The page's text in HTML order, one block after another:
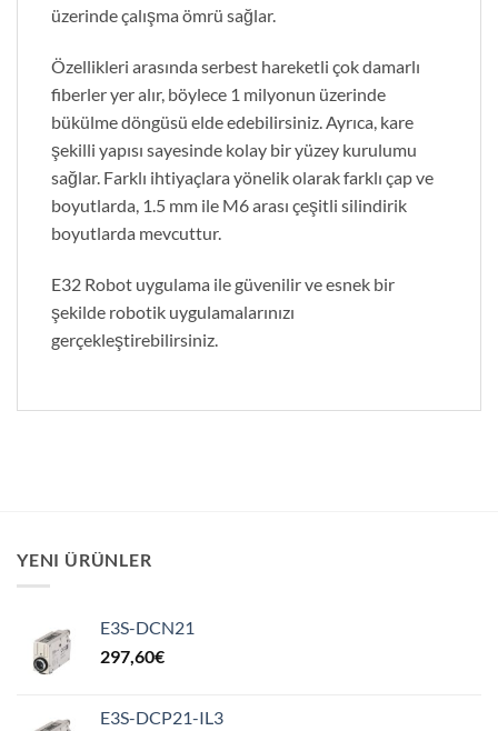
üzerinde çalışma ömrü sağlar.
Özellikleri arasında serbest hareketli çok damarlı
fiberler yer alır, böylece 1 milyonun üzerinde
bükülme döngüsü elde edebilirsiniz. Ayrıca, kare
şekilli yapısı sayesinde kolay bir yüzey kurulumu
sağlar. Farklı ihtiyaçlara yönelik olarak farklı çap ve
boyutlarda, 1.5 mm ile M6 arası çeşitli silindirik
boyutlarda mevcuttur.
E32 Robot uygulama ile güvenilir ve esnek bir
şekilde robotik uygulamalarınızı
gerçekleştirebilirsiniz.
YENI ÜRÜNLER
E3S-DCN21
297,60€
E3S-DCP21-IL3